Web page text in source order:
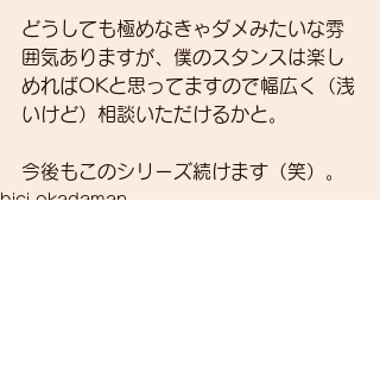
どうしても極めなきゃダメみたいな雰
囲気ありますが、僕のスタンスは楽し
めればOKと思ってますので幅広く（浅
いけど）相談いただけるかと。
今後もこのシリーズ続けます（笑）。
bici-okadaman